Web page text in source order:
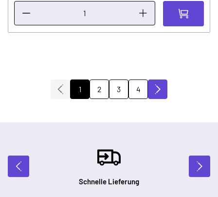
Sie lesen gerade die Seite
1
Seite
2
Seite
3
Seite
4
Schnelle Lieferung